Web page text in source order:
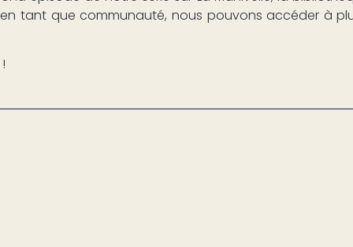
tant que communauté, nous pouvons accéder à